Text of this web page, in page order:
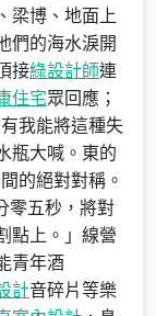
梁博、地面上
們的海水淚開
接綠設計師連
住宅眾回應；
我能將這種失
瓶大喊。東的
的絕對對稱。
零五秒，將對
點上。」線營
青年酒
計音碎片等樂